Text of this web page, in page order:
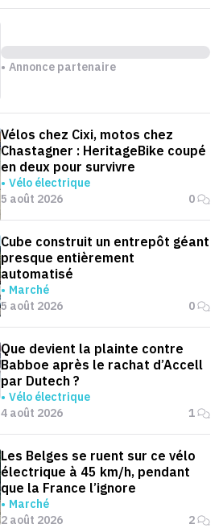
Annonce partenaire
Vélos chez Cixi, motos chez
Chastagner : HeritageBike coupé
en deux pour survivre
Vélo électrique
5 août 2026
0
Cube construit un entrepôt géant
presque entièrement
automatisé
Marché
5 août 2026
0
Que devient la plainte contre
Babboe après le rachat d’Accell
par Dutech ?
Vélo électrique
4 août 2026
1
Les Belges se ruent sur ce vélo
électrique à 45 km/h, pendant
que la France l’ignore
Marché
2 août 2026
2